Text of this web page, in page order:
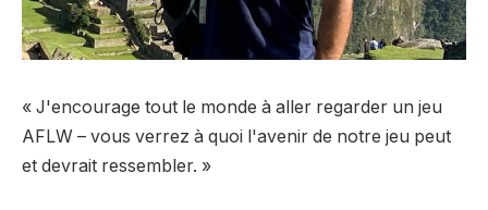
« J'encourage tout le monde à aller regarder un jeu
AFLW – vous verrez à quoi l'avenir de notre jeu peut
et devrait ressembler. »